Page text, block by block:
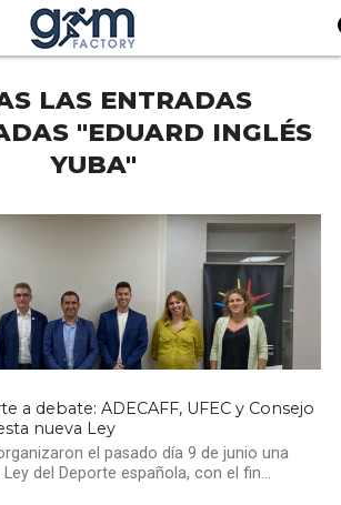
LAS ENTRADAS
"EDUARD INGLÉS
YUBA"
a debate: ADECAFF, UFEC y Consejo
nueva Ley
organizaron el pasado día 9 de junio una
del Deporte española, con el fin...